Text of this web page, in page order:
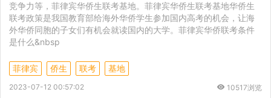
竞争力等，菲律宾华侨生联考基地。菲律宾华侨生联考基地华侨生
联考政策是我国教育部给海外华侨学生参加国内高考的机会，让海
外华侨同胞的子女们有机会就读国内的大学。菲律宾华侨联考条件
是什么&nbsp
菲律宾 侨生 联考 基地
2023-07-12 00:57:02 10517浏览